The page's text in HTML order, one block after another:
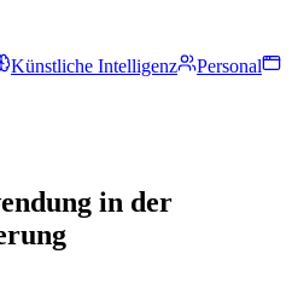
Künstliche Intelligenz
Personal
in der